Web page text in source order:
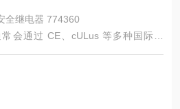
全继电器 774360
会通过 CE、cULus 等多种国际认
、EN 60204 - 1、EN 62061、EN IS
环境中稳定可靠运行，为设备和人员